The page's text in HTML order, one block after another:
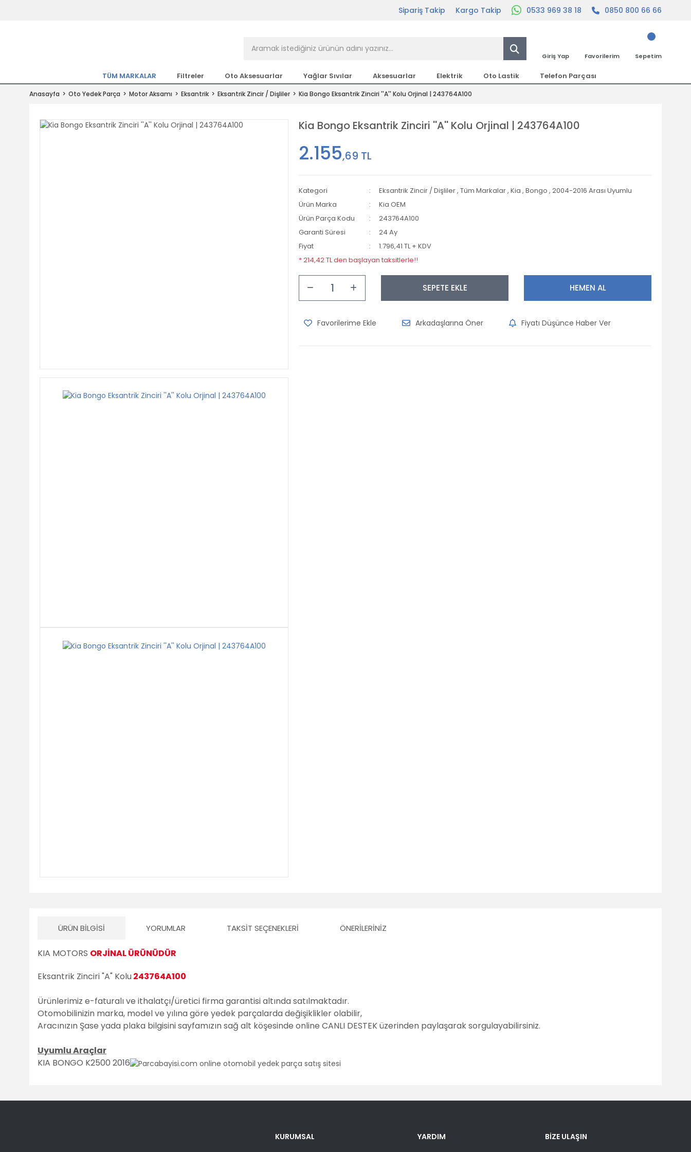
Tıkla Al, Mutlu Kal!
Sipariş Takip Kargo Takip 0533 969 38 18 0850 800 66 66
Giriş Yap Favorilerim Sepetim
TÜM MARKALAR Filtreler Oto Aksesuarlar Yağlar Sıvılar Aksesuarlar Elektrik Oto Lastik Telefon Parçası
Anasayfa Oto Yedek Parça Motor Aksamı Eksantrik Eksantrik Zincir / Dişliler Kia Bongo Eksantrik Zinciri ''A'' Kolu Orjinal | 243764A100
Kia Bongo Eksantrik Zinciri ''A'' Kolu Orjinal | 243764A100
2.155,69 TL
Kategori Eksantrik Zincir / Dişliler,Tüm Markalar,Kia ,Bongo ,2004-2016 Arası Uyumlu
Ürün Marka
Kia OEM
Ürün Parça Kodu
243764A100
Garanti Süresi
24 Ay
Fiyat
1.796,41 TL + KDV
* 214,42 TL den başlayan taksitlerle!!
SEPETE EKLE HEMEN AL
Arkadaşlarına Öner Fiyatı Düşünce Haber Ver
ÜRÜN BILGISI YORUMLAR TAKSIT SEÇENEKLERI ÖNERILERINIZ
KIA MOTORS ORJİNAL ÜRÜNÜDÜR
Eksantrik Zinciri "A" Kolu243764A100
Ürünlerimiz e-faturalı ve ithalatçı/üretici firma garantisi altında satılmaktadır.
Otomobilinizin marka, model ve yılına göre yedek parçalarda değişiklikler olabilir,
Aracınızın Şase yada plaka bilgisini sayfamızın sağ alt köşesinde online CANLI DESTEK üzerinden paylaşarak sorgulayabilirsiniz.
Uyumlu Araçlar
KIA BONGO K2500 2016
Görüş ve önerileriniz için teşekkür ederiz.
KURUMSAL YARDIM BİZE ULAŞIN